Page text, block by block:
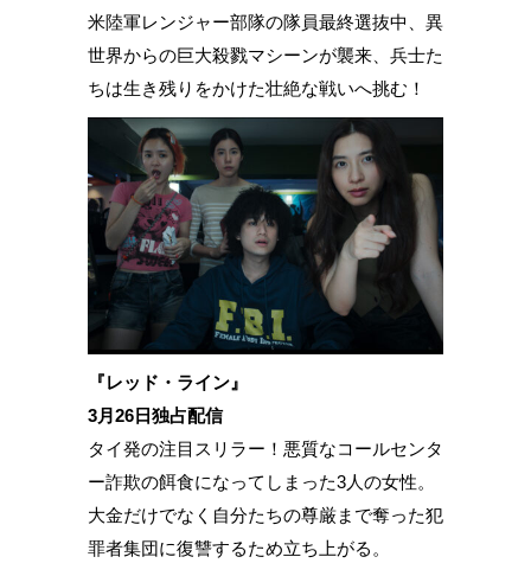
米陸軍レンジャー部隊の隊員最終選抜中、異
世界からの巨大殺戮マシーンが襲来、兵士た
ちは生き残りをかけた壮絶な戦いへ挑む！
『レッド・ライン』
3月26日独占配信
タイ発の注目スリラー！悪質なコールセンタ
ー詐欺の餌食になってしまった3人の女性。
大金だけでなく自分たちの尊厳まで奪った犯
罪者集団に復讐するため立ち上がる。